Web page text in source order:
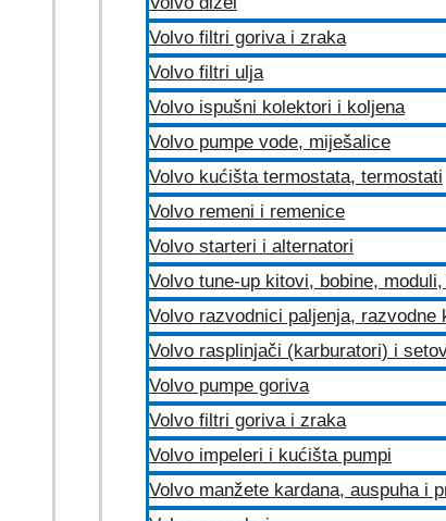
Volvo filtri goriva i zraka
Volvo filtri ulja
Volvo ispušni kolektori i koljena
Volvo pumpe vode, miješalice
Volvo kućišta termostata, termostati
Volvo remeni i remenice
Volvo starteri i alternatori
Volvo tune-up kitovi, bobine,
Volvo razvodnici paljenja,
Volvo rasplinjači (karburatori) i
Volvo pumpe goriva
Volvo filtri goriva i zraka
Volvo impeleri i kućišta pumpi
Volvo manžete kardana, auspuha i